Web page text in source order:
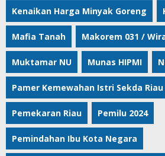
Kenaikan Harga Minyak Goreng
Mafia Tanah Makorem 031 /
Muktamar NU Munas HIPMI
Pamer Kemewahan Istri Sekda Riau
Pemekaran Riau Pemilu 2024
Pemindahan Ibu Kota Negara